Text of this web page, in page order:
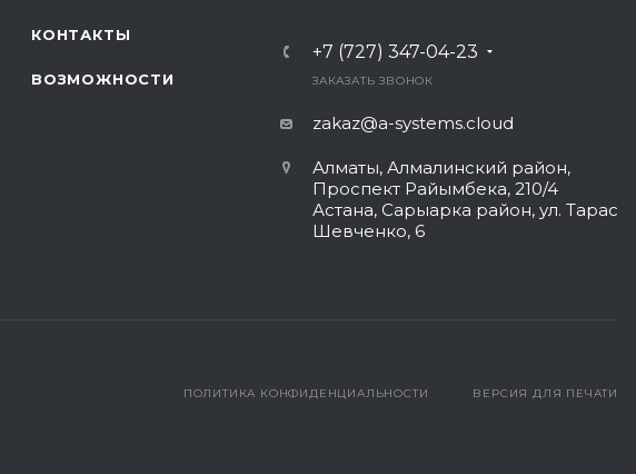
КОНТАКТЫ
ВОЗМОЖНОСТИ
+7 (727) 347-04-23
ЗАКАЗАТЬ ЗВОНОК
zakaz@a-systems.cloud
Алматы, ​Алмалинский район,
Проспект Райымбека, 210/4
Астана, Сарыарка район, ул. Тарас
Шевченко, 6​
ВЕРСИЯ ДЛЯ ПЕЧАТИ
ПОЛИТИКА КОНФИДЕНЦИАЛЬНОСТИ